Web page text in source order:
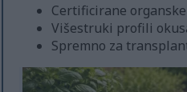
Certificirane
Višestruki profili
Spremno za